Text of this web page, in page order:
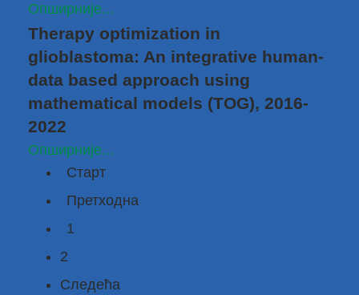
Опширније...
Therapy optimization in
glioblastoma: An integrative human-
data based approach using
mathematical models (TOG), 2016-
2022
Опширније...
Старт
Претходна
1
2
Следећа